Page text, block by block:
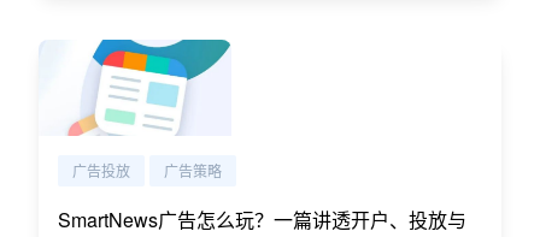
广告投放 广告策略
SmartNews广告怎么玩？一篇讲透开户、投放与